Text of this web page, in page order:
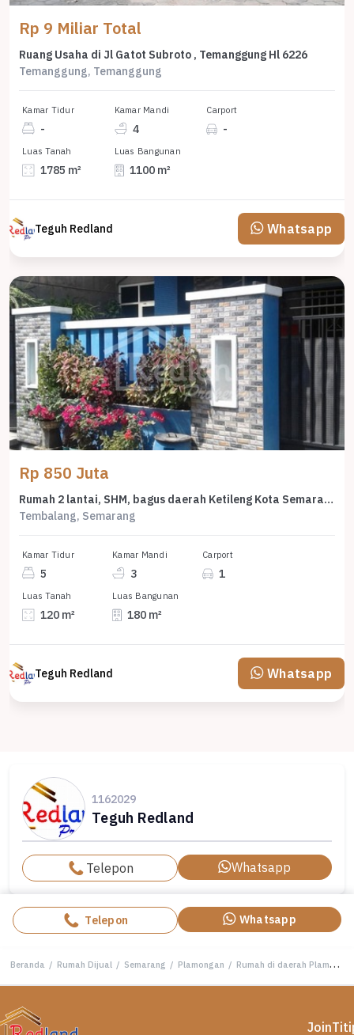
Rp 9 Miliar Total
Ruang Usaha di Jl Gatot Subroto , Temanggung Hl 6226
Temanggung, Temanggung
Kamar Tidur
-
Kamar Mandi
4
Carport
-
Luas Tanah
1785 m²
Luas Bangunan
1100 m²
Teguh Redland Whatsapp
Rp 850 Juta
Rumah 2 lantai, SHM, bagus daerah Ketileng Kota Semarang, Lk 4882
Tembalang, Semarang
Kamar Tidur
5
Kamar Mandi
3
Carport
1
Luas Tanah
120 m²
Luas Bangunan
180 m²
Teguh Redland Whatsapp
1162029
Teguh Redland
Telepon Whatsapp
Telepon Whatsapp
Beranda / Rumah Dijual / Semarang / Plamongan / Rumah di daerah Plamongan Indah , Semarang ( HL 8212 )
Join